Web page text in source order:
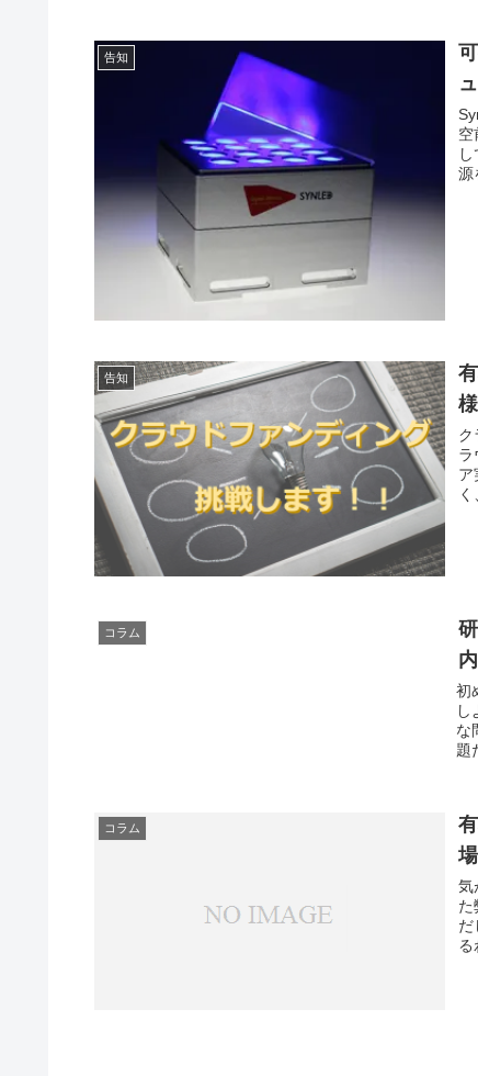
告知
空
源
告知
ク
ラ
ア
コラム
初
し
な
題
コラム
気
た
だ
る